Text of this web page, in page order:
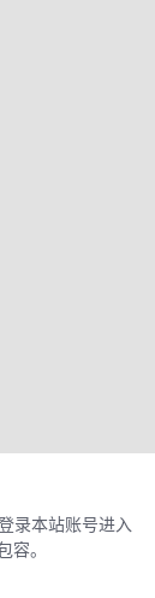
录本站账号进入
。